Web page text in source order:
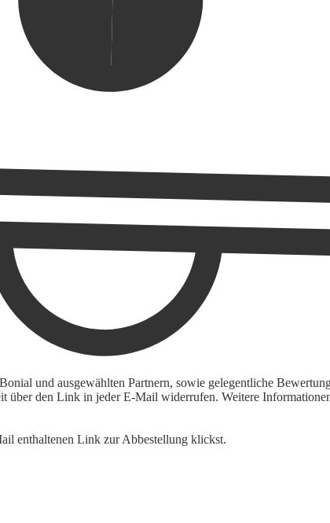
und ausgewählten Partnern, sowie gelegentliche
den Link in jeder E-Mail widerrufen. Weitere
enthaltenen Link zur Abbestellung klickst.